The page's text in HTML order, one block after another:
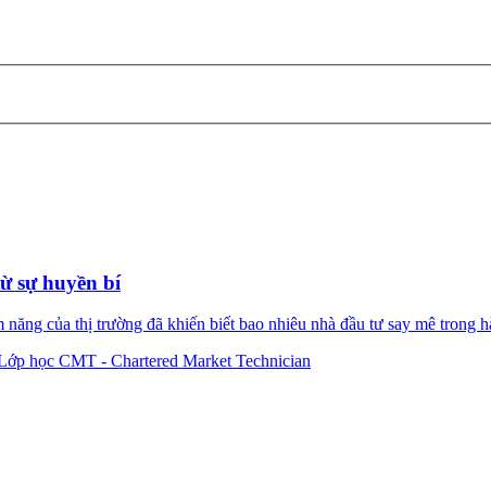
sự huyền bí
của thị trường đã khiến biết bao nhiêu nhà đầu tư say mê trong
học CMT - Chartered Market Technician